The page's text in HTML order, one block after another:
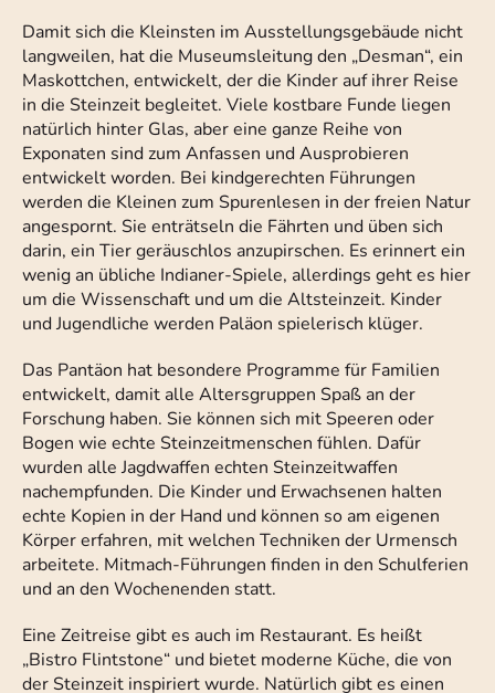
Damit sich die Kleinsten im Ausstellungsgebäude nicht
langweilen, hat die Museumsleitung den „Desman“, ein
Maskottchen, entwickelt, der die Kinder auf ihrer Reise
in die Steinzeit begleitet. Viele kostbare Funde liegen
natürlich hinter Glas, aber eine ganze Reihe von
Exponaten sind zum Anfassen und Ausprobieren
entwickelt worden. Bei kindgerechten Führungen
werden die Kleinen zum Spurenlesen in der freien Natur
angespornt. Sie enträtseln die Fährten und üben sich
darin, ein Tier geräuschlos anzupirschen. Es erinnert ein
wenig an übliche Indianer-Spiele, allerdings geht es hier
um die Wissenschaft und um die Altsteinzeit. Kinder
und Jugendliche werden Paläon spielerisch klüger.
Das Pantäon hat besondere Programme für Familien
entwickelt, damit alle Altersgruppen Spaß an der
Forschung haben. Sie können sich mit Speeren oder
Bogen wie echte Steinzeitmenschen fühlen. Dafür
wurden alle Jagdwaffen echten Steinzeitwaffen
nachempfunden. Die Kinder und Erwachsenen halten
echte Kopien in der Hand und können so am eigenen
Körper erfahren, mit welchen Techniken der Urmensch
arbeitete. Mitmach-Führungen finden in den Schulferien
und an den Wochenenden statt.
Eine Zeitreise gibt es auch im Restaurant. Es heißt
„Bistro Flintstone“ und bietet moderne Küche, die von
der Steinzeit inspiriert wurde. Natürlich gibt es einen